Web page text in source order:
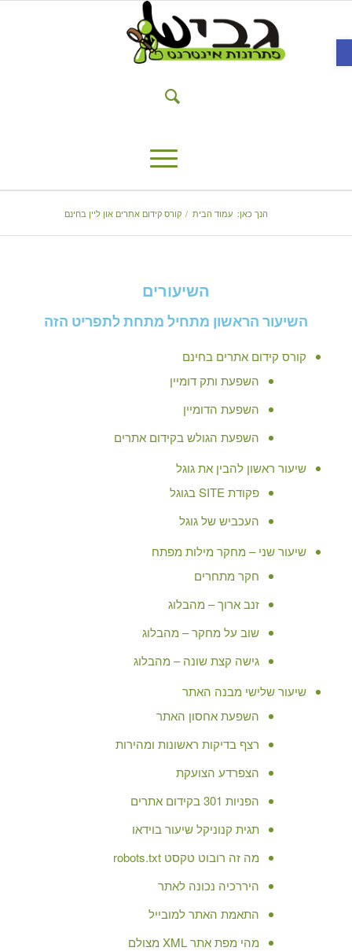
פתח סרגל נגישות
הנך כאן: עמוד הבית / קורס קידום אתרים און ליין בחינם
השיעורים
השיעור הראשון מתחיל מתחת לתפריט הזה
קורס קידום אתרים בחינם
השפעת ותק דומיין
השפעת הדומיין
השפעת הגולש בקידום אתרים
שיעור ראשון להבין את גוגל
פקודת SITE בגוגל
העכביש של גוגל
שיעור שני – מחקר מילות מפתח
חקר מתחרים
זנב ארוך – מהבלוג
שוב על מחקר – מהבלוג
גישה קצת שונה – מהבלוג
שיעור שלישי מבנה האתר
השפעת אחסון האתר
רצף בדיקות ראשונות ומהירות
הצפרדע הצועקת
הפניות 301 בקידום אתרים
תגית קנוניקל שיעור בוידאו
מה זה רובוט טקסט robots.txt
היררכיה נכונה לאתר
התאמת האתר למובייל
מהי מפת אתר XML מצולם